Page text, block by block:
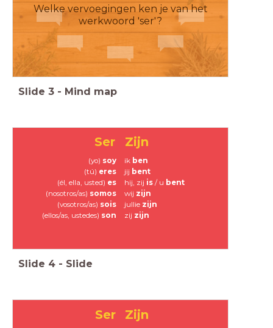
Welke vervoegingen ken je van het
werkwoord 'ser'?
Slide 3 - Mind map
(yo) soy
(tú) eres
(él, ella, usted) es
(nosotros/as) somos
(vosotros/as) sois
(ellos/as, ustedes) son
ik ben
jij bent
hij, zij is/ u bent
wij zijn
jullie zijn
zij zijn
Ser Zijn
Slide 4 - Slide
Ser Zijn